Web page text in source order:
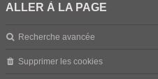
ALLER À LA PAGE
Recherche avancée
Supprimer les cookies